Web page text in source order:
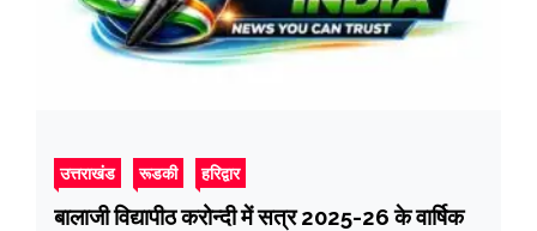
उत्तराखंड रूडकी हरिद्वार
बालाजी विद्यापीठ करोन्दी में सत्र 2025-26 के वार्षिक